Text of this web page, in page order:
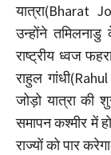
यात्रा(Bharat
उन्होंने
राष्ट्रीय ध्वज
राहुल
जोड़ो यात्रा की
समापन कश्मीर में
राज्यों को पार